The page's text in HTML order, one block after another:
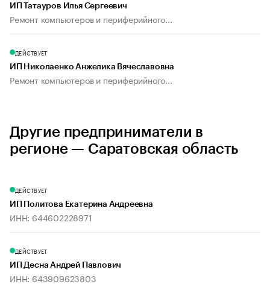
ИП Татауров Илья Сергеевич
Ремонт компьютеров и периферийного...
ДЕЙСТВУЕТ
ИП Николаенко Анжелика Вячеславовна
Ремонт компьютеров и периферийного...
Другие предприниматели в
регионе — Саратовская область
ДЕЙСТВУЕТ
ИП Политова Екатерина Андреевна
ИНН: 644602228971
ДЕЙСТВУЕТ
ИП Десна Андрей Павлович
ИНН: 643909623803